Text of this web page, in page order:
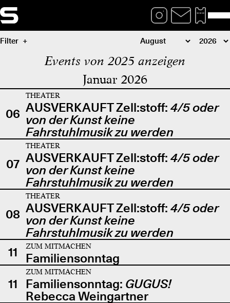
Filter
Events von 2025 anzeigen
Januar 2026
06
THEATER
AUSVERKAUFT Zell:stoff: 4/5 oder
von der Kunst keine
Fahrstuhlmusik zu werden
07
THEATER
AUSVERKAUFT Zell:stoff: 4/5 oder
von der Kunst keine
Fahrstuhlmusik zu werden
08
THEATER
AUSVERKAUFT Zell:stoff: 4/5 oder
von der Kunst keine
Fahrstuhlmusik zu werden
11
ZUM MITMACHEN
Familiensonntag
11
ZUM MITMACHEN
Familiensonntag: GUGUS!
Rebecca Weingartner